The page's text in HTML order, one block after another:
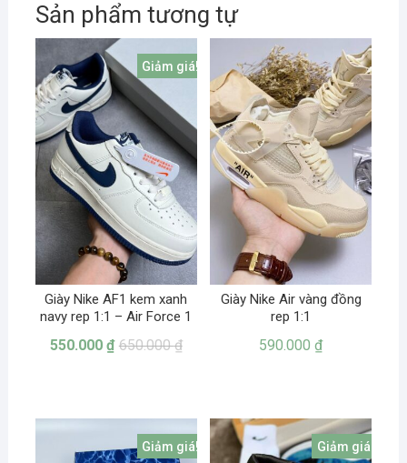
Sản phẩm tương tự
Giảm giá!
Giày Nike AF1 kem xanh
navy rep 1:1 – Air Force 1
650.000₫
550.000 ₫
Giày Nike Air vàng đồng
rep 1:1
590.000₫
Giảm giá! Giảm giá!